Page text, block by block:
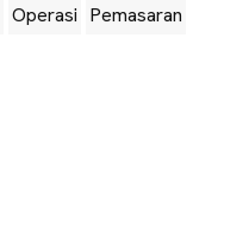
Operasi Pemasaran